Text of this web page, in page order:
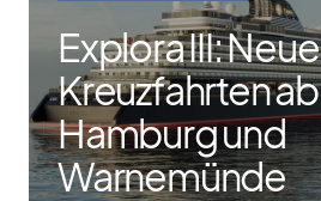
Explora III: Neue
Kreuzfahrten ab
Hamburg und
Warnemünde